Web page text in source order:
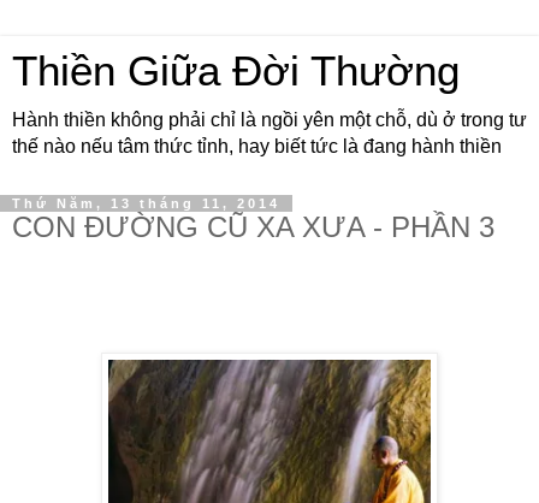
Thiền Giữa Đời Thường
Hành thiền không phải chỉ là ngồi yên một chỗ, dù ở trong tư
thế nào nếu tâm thức tỉnh, hay biết tức là đang hành thiền
Thứ Năm, 13 tháng 11, 2014
CON ĐƯỜNG CŨ XA XƯA - PHẦN 3